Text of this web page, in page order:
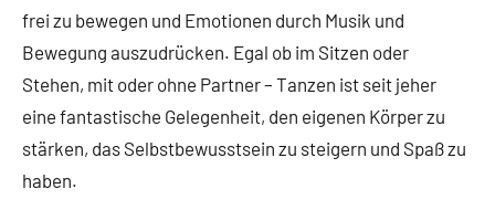
frei zu bewegen und Emotionen durch Musik und
Bewegung auszudrücken. Egal ob im Sitzen oder
Stehen, mit oder ohne Partner – Tanzen ist seit jeher
eine fantastische Gelegenheit, den eigenen Körper zu
stärken, das Selbstbewusstsein zu steigern und Spaß zu
haben.